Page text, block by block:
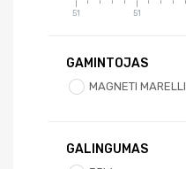
51 51
GAMINTOJAS
MAGNETI MARELLI
GALINGUMAS